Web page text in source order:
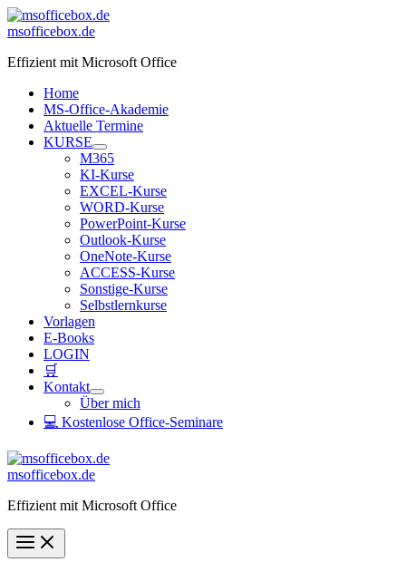
Zum
Inhalt
msofficebox.de
Effizient mit Microsoft Office
Home
MS-Office-Akademie
Aktuelle Termine
KURSE
M365
KI-Kurse
EXCEL-Kurse
WORD-Kurse
PowerPoint-Kurse
Outlook-Kurse
OneNote-Kurse
ACCESS-Kurse
Sonstige-Kurse
Selbstlernkurse
Vorlagen
E-Books
LOGIN
🛒
Kontakt
Über mich
💻 Kostenlose Office-Seminare
msofficebox.de
Effizient mit Microsoft Office